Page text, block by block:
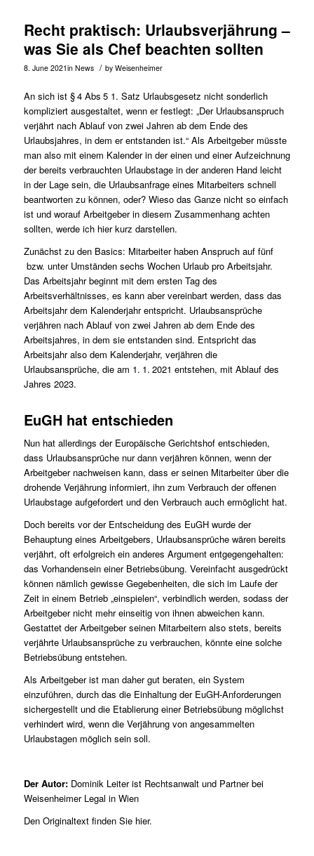
Recht praktisch: Urlaubsverjährung –
was Sie als Chef beachten sollten
8. June 2021in News / by Weisenheimer
An sich ist § 4 Abs 5 1. Satz Urlaubsgesetz nicht sonderlich
kompliziert ausgestaltet, wenn er festlegt: „Der Urlaubsanspruch
verjährt nach Ablauf von zwei Jahren ab dem Ende des
Urlaubsjahres, in dem er entstanden ist.“ Als Arbeitgeber müsste
man also mit einem Kalender in der einen und einer Aufzeichnung
der bereits verbrauchten Urlaubstage in der anderen Hand leicht
in der Lage sein, die Urlaubsanfrage eines Mitarbeiters schnell
beantworten zu können, oder? Wieso das Ganze nicht so einfach
ist und worauf Arbeitgeber in diesem Zusammenhang achten
sollten, werde ich hier kurz darstellen.
Zunächst zu den Basics: Mitarbeiter haben Anspruch auf fünf
bzw. unter Umständen sechs Wochen Urlaub pro Arbeitsjahr.
Das Arbeitsjahr beginnt mit dem ersten Tag des
Arbeitsverhältnisses, es kann aber vereinbart werden, dass das
Arbeitsjahr dem Kalenderjahr entspricht. Urlaubsansprüche
verjähren nach Ablauf von zwei Jahren ab dem Ende des
Arbeitsjahres, in dem sie entstanden sind. Entspricht das
Arbeitsjahr also dem Kalenderjahr, verjähren die
Urlaubsansprüche, die am 1. 1. 2021 entstehen, mit Ablauf des
Jahres 2023.
EuGH hat entschieden
Nun hat allerdings der Europäische Gerichtshof entschieden,
dass Urlaubsansprüche nur dann verjähren können, wenn der
Arbeitgeber nachweisen kann, dass er seinen Mitarbeiter über die
drohende Verjährung informiert, ihn zum Verbrauch der offenen
Urlaubstage aufgefordert und den Verbrauch auch ermöglicht hat.
Doch bereits vor der Entscheidung des EuGH wurde der
Behauptung eines Arbeitgebers, Urlaubsansprüche wären bereits
verjährt, oft erfolgreich ein anderes Argument entgegengehalten:
das Vorhandensein einer Betriebs­übung. Vereinfacht ausgedrückt
können nämlich gewisse Gegebenheiten, die sich im Laufe der
Zeit in einem Betrieb „einspielen“, verbindlich werden, sodass der
Arbeitgeber nicht mehr einseitig von ihnen abweichen kann.
Gestattet der Arbeitgeber seinen Mitarbeitern also stets, bereits
verjährte Urlaubsansprüche zu ­verbrauchen, könnte eine solche
Betriebsübung entstehen.
Als Arbeitgeber ist man daher gut beraten, ein System
einzuführen, durch das die Einhaltung der EuGH-Anfor­derungen
sichergestellt und die Etablierung einer Betriebsübung möglichst
verhindert wird, wenn die Verjährung von angesammelten
Urlaubstagen möglich sein soll.
Der Autor: Dominik Leiterist Rechtsanwalt und Partner bei
Weisenheimer Legal in Wien
Den Originaltext finden Sie hier.